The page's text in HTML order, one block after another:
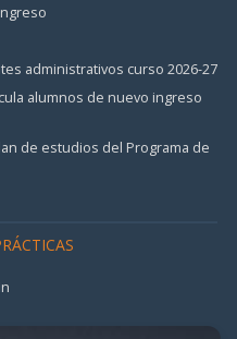
administrativos curso 2026-27
alumnos de nuevo ingreso
de estudios del Programa de